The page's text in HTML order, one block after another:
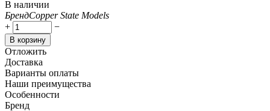
В наличии
БрендCopper State Models
+
−
В корзину
Отложить
Доставка
Варианты оплаты
Наши преимущества
Особенности
Бренд